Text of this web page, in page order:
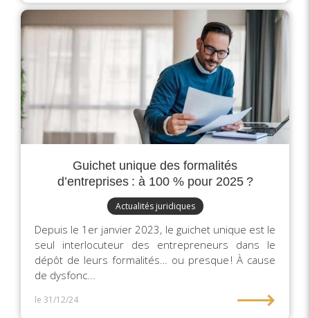
Guichet unique des formalités
d’entreprises : à 100 % pour 2025 ?
Actualités juridiques
Depuis le 1er janvier 2023, le guichet unique est le
seul interlocuteur des entrepreneurs dans le
dépôt de leurs formalités… ou presque ! À cause
de dysfonc...
le 31/12/24 ⟶